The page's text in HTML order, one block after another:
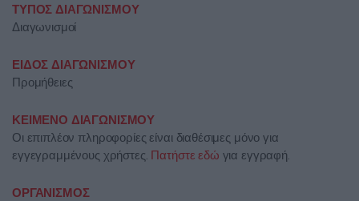
Επικοινωνία
Σύνδεση
Είσοδος Εγγραφή
ΤΥΠΟΣ ΔΙΑΓΩΝΙΣΜΟΥ
Διαγωνισμοί
ΕΙΔΟΣ ΔΙΑΓΩΝΙΣΜΟΥ
Προμήθειες
ΚΕΙΜΕΝΟ ΔΙΑΓΩΝΙΣΜΟΥ
Οι επιπλέον πληροφορίες είναι διαθέσιμες μόνο για
εγγεγραμμένους χρήστες. Πατήστε εδώ για εγγραφή.
ΟΡΓΑΝΙΣΜΟΣ